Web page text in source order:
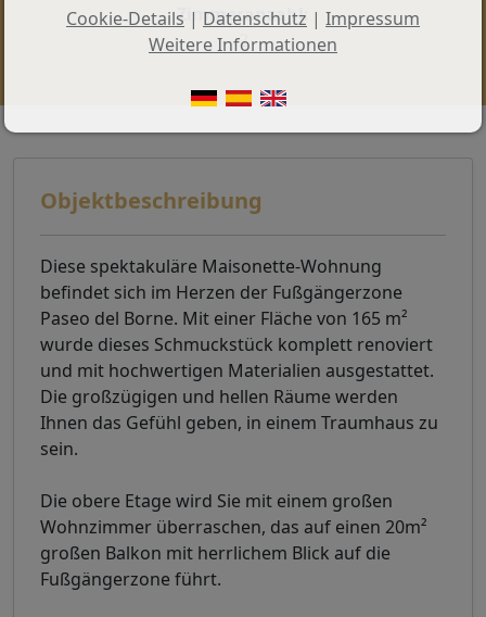
Zimmeranzahl:
2
Objektbeschreibung
Diese spektakuläre Maisonette-Wohnung
befindet sich im Herzen der Fußgängerzone
Paseo del Borne. Mit einer Fläche von 165 m²
wurde dieses Schmuckstück komplett renoviert
und mit hochwertigen Materialien ausgestattet.
Die großzügigen und hellen Räume werden
Ihnen das Gefühl geben, in einem Traumhaus zu
sein.
Die obere Etage wird Sie mit einem großen
Wohnzimmer überraschen, das auf einen 20m²
großen Balkon mit herrlichem Blick auf die
Fußgängerzone führt.
Cookie-Details | Datenschutz | Impressum
Weitere Informationen